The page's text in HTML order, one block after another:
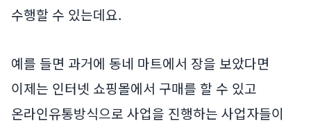
수행할 수 있는데요.
예를 들면 과거에 동네 마트에서 장을 보았다면
이제는 인터넷 쇼핑몰에서 구매를 할 수 있고
온라인유통방식으로 사업을 진행하는 사업자들이